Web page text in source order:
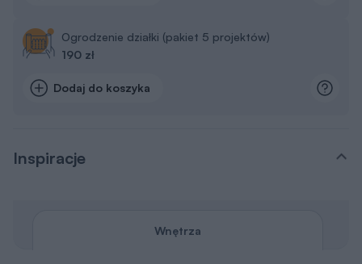
Ogrodzenie działki (pakiet 5 projektów)
190 zł
Dodaj do koszyka
Inspiracje
Wnętrza